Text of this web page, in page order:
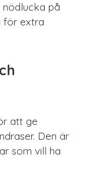
nödlucka på
för extra
att ge
Den är
som vill ha